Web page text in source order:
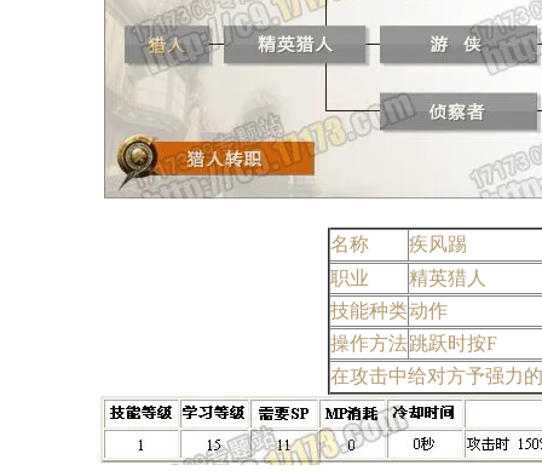
名称
疾风踢
职业
精英猎人
技能种类动作
操作方法跳跃时按F
在攻击中给对方予强力